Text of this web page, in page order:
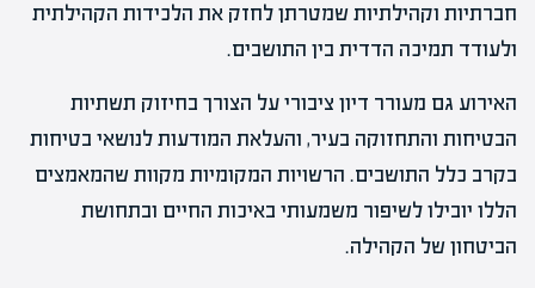
חברתיות וקהילתיות שמטרתן לחזק את הלכידות הקהילתית
ולעודד תמיכה הדדית בין התושבים.
האירוע גם מעורר דיון ציבורי על הצורך בחיזוק תשתיות
הבטיחות והתחזוקה בעיר, והעלאת המודעות לנושאי בטיחות
בקרב כלל התושבים. הרשויות המקומיות מקוות שהמאמצים
הללו יובילו לשיפור משמעותי באיכות החיים ובתחושת
הביטחון של הקהילה.